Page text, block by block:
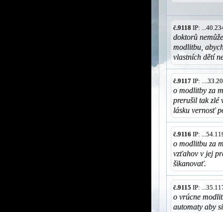
č.9118 IP:
doktorů
modlitbu,
vlastních dětí
č.9117 IP:
o modlitby za
prerušil tak zlé
lásku vernosť
č.9116 IP:
o modlitbu za
vzťahov v jej
šikanovať.
č.9115 IP:
o vrúcne
automaty aby